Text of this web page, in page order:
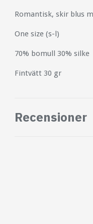
Romantisk, skir blus
One size (s-l)
70% bomull 30% silke
Fintvätt 30 gr
Recensioner